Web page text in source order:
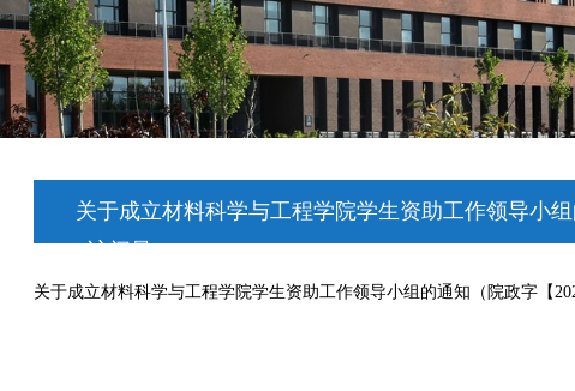
关于成立材料科学与工程学院学生资助工作领导小
访问量：6175
关于成立材料科学与工程学院学生资助工作领导小组的通知（院政字【